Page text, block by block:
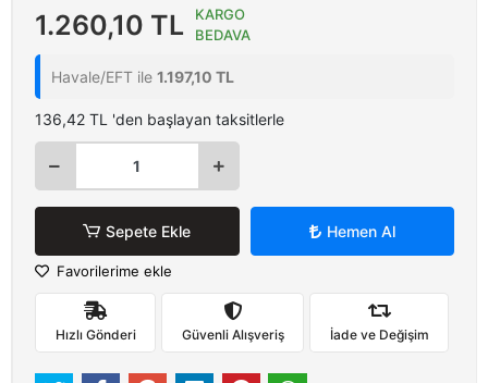
1.260,10 TL
KARGO
BEDAVA
Havale/EFT ile 1.197,10 TL
136,42 TL 'den başlayan taksitlerle
Sepete Ekle Hemen Al
Favorilerime ekle
Hızlı Gönderi Güvenli Alışveriş İade ve Değişim